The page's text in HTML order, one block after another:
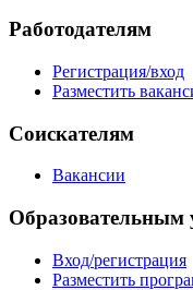
Работодателям
Регистрация/вход
Разместить
Соискателям
Вакансии
Образовательным
Вход/регистрация
Разместить